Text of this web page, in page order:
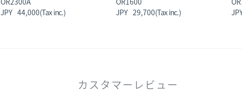
44,000
29,700
カスタマーレビュー